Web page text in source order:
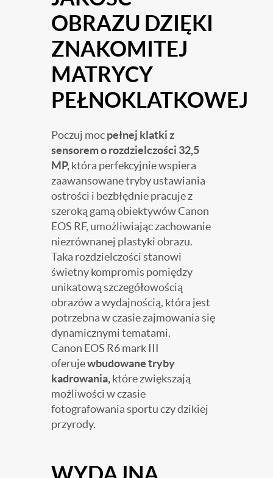
OBRAZU DZIĘKI
ZNAKOMITEJ
MATRYCY
PEŁNOKLATKOWEJ
Poczuj mocpełnej klatki z
sensorem o rozdzielczości 32,5
MP, która perfekcyjnie wspiera
zaawansowane tryby ustawiania
ostrości i bezbłędnie pracuje z
szeroką gamą obiektywów Canon
EOS RF, umożliwiając zachowanie
niezrównanej plastyki obrazu.
Taka rozdzielczości stanowi
świetny kompromis pomiędzy
unikatową szczegółowością
obrazów a wydajnością, która jest
potrzebna w czasie zajmowania się
dynamicznymi tematami.
Canon EOS R6 mark III
oferujewbudowane tryby
kadrowania, które zwiększają
możliwości w czasie
fotografowania sportu czy dzikiej
przyrody.